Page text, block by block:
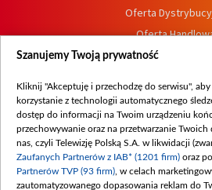
Oferta
Oferta
Dostępność
Procedura zgłoszeń
Szanujemy Twoją prywatność
Kliknij "Akceptuję i przechodzę do serwisu",
korzystanie z technologii automatycznego
dostęp do informacji na Twoim urządzeniu
przechowywanie oraz na przetwarzanie
nas, czyli Telewizję Polską S.A. w likwidacji
Zaufanych Partnerów z IAB* (1201 firm) oraz
Partnerów TVP (93 firm) , w celach
zautomatyzowanego dopasowania reklam do